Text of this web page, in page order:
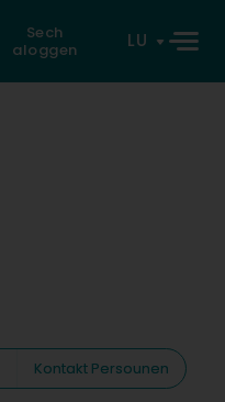
Sech
aloggen
LU
Kontakt Persounen